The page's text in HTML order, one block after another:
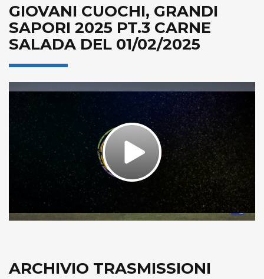
GIOVANI CUOCHI, GRANDI
SAPORI 2025 PT.3 CARNE
SALADA DEL 01/02/2025
Play
Video
ARCHIVIO TRASMISSIONI